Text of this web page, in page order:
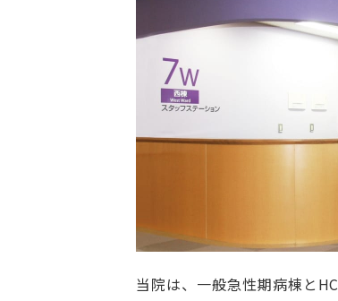
当院は、一般急性期病棟と